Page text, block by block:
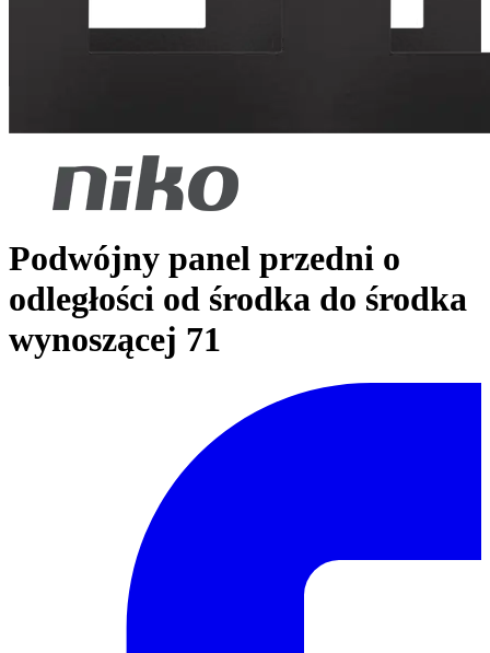
Podwójny panel przedni o
odległości od środka do środka
wynoszącej 71